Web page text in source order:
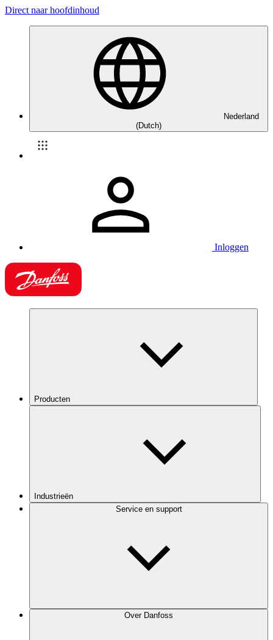
Direct naar hoofdinhoud
Nederland
(Dutch)
Inloggen
Producten
Industrieën
Service en support
Over Danfoss